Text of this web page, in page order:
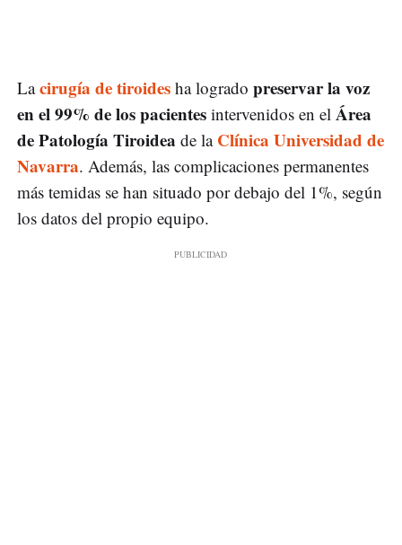
Lacirugía de tiroides ha logrado preservar la voz
en el 99% de los pacientes intervenidos en el Área
de Patología Tiroidea de la Clínica Universidad de
Navarra. Además, las complicaciones permanentes
más temidas se han situado por debajo del 1%, según
los datos del propio equipo.